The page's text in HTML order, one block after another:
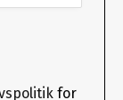
for